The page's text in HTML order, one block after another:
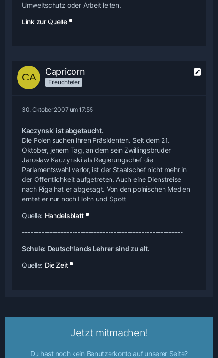
Umweltschutz oder Arbeit leiten.
Link zur Quelle
Capricorn
Erleuchteter
30. Oktober 2007 um 17:55
Kaczynski ist abgetaucht.
Die Polen suchen ihren Präsidenten. Seit dem 21.
Oktober, jenem Tag, an dem sein Zwillingsbruder
Jaroslaw Kaczynski als Regierungschef die
Parlamentswahl verlor, ist der Staatschef nicht mehr in
der Öffentlichkeit aufgetreten. Auch eine Dienstreise
nach Riga hat er abgesagt. Von den polnischen Medien
erntet er nur noch Hohn und Spott.
Quelle: Handelsblatt
----------------------------------------------------------
Schule: Deutschlands Lehrer sind zu alt.
Quelle: Die Zeit
Jetzt mitmachen!
Du hast noch kein Benutzerkonto auf unserer Seite?